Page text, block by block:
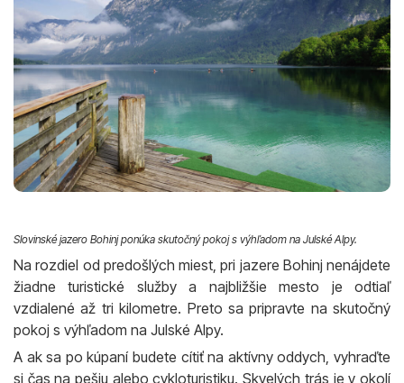
Slovinské jazero Bohinj ponúka skutočný pokoj s výhľadom na Julské Alpy.
Na rozdiel od predošlých miest, pri jazere Bohinj nenájdete
žiadne turistické služby a najbližšie mesto je odtiaľ
vzdialené až tri kilometre. Preto sa pripravte na skutočný
pokoj s výhľadom na Julské Alpy.
A ak sa po kúpaní budete cítiť na aktívny oddych, vyhraďte
si čas na pešiu alebo cykloturistiku. Skvelých trás je v okolí